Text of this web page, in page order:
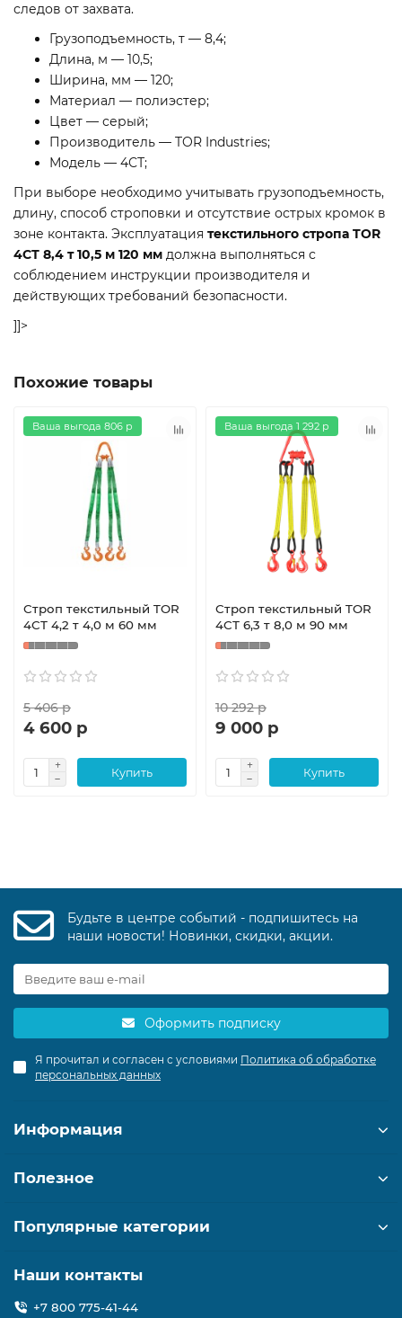
следов от захвата.
Грузоподъемность, т — 8,4;
Длина, м — 10,5;
Ширина, мм — 120;
Материал — полиэстер;
Цвет — серый;
Производитель — TOR Industries;
Модель — 4СТ;
При выборе необходимо учитывать грузоподъемность,
длину, способ строповки и отсутствие острых кромок в
зоне контакта. Эксплуатация текстильного стропа TOR
4СТ 8,4 т 10,5 м 120 мм должна выполняться с
соблюдением инструкции производителя и
действующих требований безопасности.
]]>
Похожие товары
Ваша выгода 806 р
Строп текстильный TOR
4СТ 4,2 т 4,0 м 60 мм
5 406 р
4 600 р
Купить
Ваша выгода 1 292 р
Строп текстильный TOR
4СТ 6,3 т 8,0 м 90 мм
10 292 р
9 000 р
Купить
Будьте в центре событий - подпишитесь на
наши новости! Новинки, скидки, акции.
Оформить подписку
Я прочитал и согласен с условиями Политика об обработке
персональных данных
Информация
Полезное
Популярные категории
Наши контакты
+7 800 775-41-44